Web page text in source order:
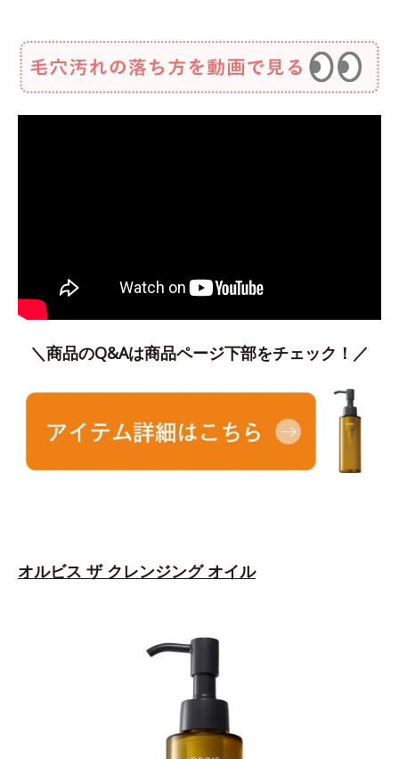
＼商品のQ&Aは商品ページ下部をチェック！／
オルビス ザ クレンジング オイル